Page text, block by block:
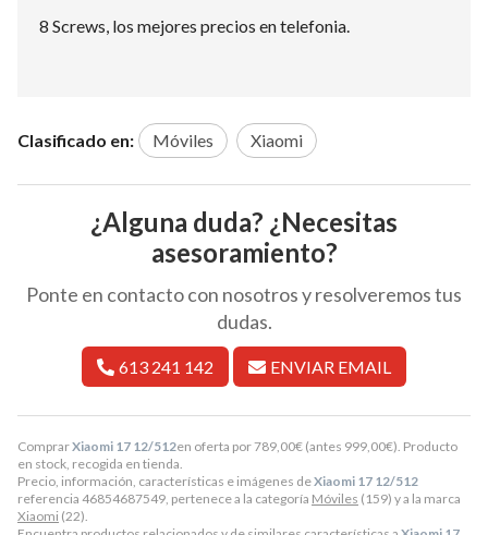
ComprarXiaomi 17 12/512en oferta por789,00€ (antes 999,00€). Producto
en stock, recogida en tienda.
Precio, información, características e imágenes deXiaomi 17 12/512
referencia 46854687549, pertenece a la categoría Móviles (159) y a la marca
Xiaomi (22).
8 Screws, los mejores precios en telefonia.
Clasificado en: Móviles Xiaomi
¿Alguna duda? ¿Necesitas
asesoramiento?
Ponte en contacto con nosotros y resolveremos tus
dudas.
613 241 142 ENVIAR EMAIL